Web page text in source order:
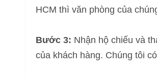
HCM thì văn phòng của
Bước 3: Nhận hộ chiếu và
của khách hàng. Chúng tôi